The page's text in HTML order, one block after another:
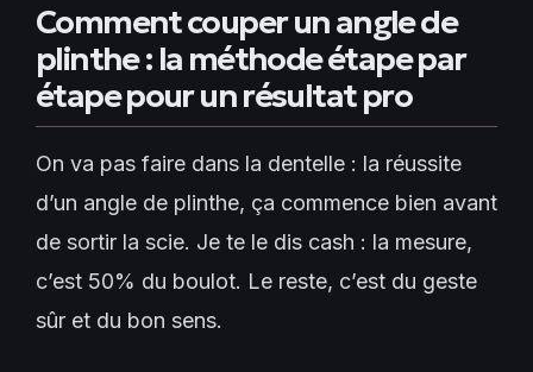
Comment couper un angle de
plinthe : la méthode étape par
étape pour un résultat pro
On va pas faire dans la dentelle : la réussite
d’un angle de plinthe, ça commence bien avant
de sortir la scie. Je te le dis cash : la mesure,
c’est 50% du boulot. Le reste, c’est du geste
sûr et du bon sens.